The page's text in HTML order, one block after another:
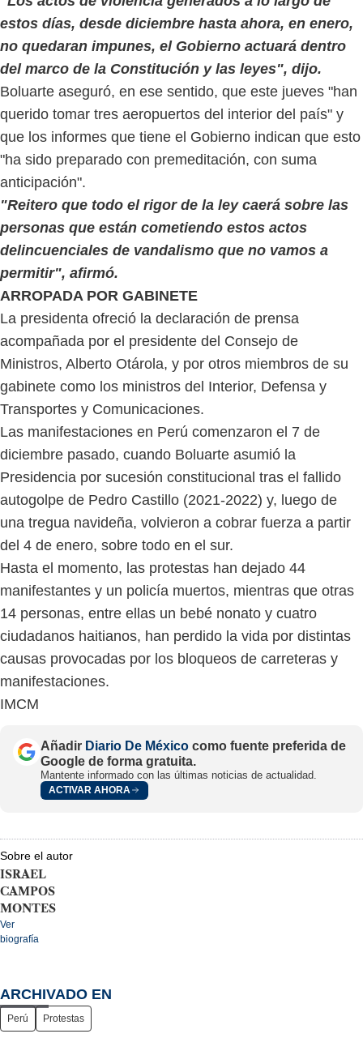
estos días, desde diciembre hasta ahora, en enero,
no quedaran impunes, el Gobierno actuará dentro
del marco de la Constitución y las leyes", dijo.
Boluarte aseguró, en ese sentido, que este jueves "han
querido tomar tres aeropuertos del interior del país" y
que los informes que tiene el Gobierno indican que esto
"ha sido preparado con premeditación, con suma
anticipación".
"Reitero que todo el rigor de la ley caerá sobre las
personas que están cometiendo estos actos
delincuenciales de vandalismo que no vamos a
permitir", afirmó.
ARROPADA POR GABINETE
La presidenta ofreció la declaración de prensa
acompañada por el presidente del Consejo de
Ministros, Alberto Otárola, y por otros miembros de su
gabinete como los ministros del Interior, Defensa y
Transportes y Comunicaciones.
Las manifestaciones en Perú comenzaron el 7 de
diciembre pasado, cuando Boluarte asumió la
Presidencia por sucesión constitucional tras el fallido
autogolpe de Pedro Castillo (2021-2022) y, luego de
una tregua navideña, volvieron a cobrar fuerza a partir
del 4 de enero, sobre todo en el sur.
Hasta el momento, las protestas han dejado 44
manifestantes y un policía muertos, mientras que otras
14 personas, entre ellas un bebé nonato y cuatro
ciudadanos haitianos, han perdido la vida por distintas
causas provocadas por los bloqueos de carreteras y
manifestaciones.
IMCM
Añadir Diario De México como fuente preferida de
Google de forma gratuita.
Mantente informado con las últimas noticias de actualidad.
ACTIVAR AHORA
Sobre el autor
ISRAEL
CAMPOS
MONTES
Ver
biografía
ARCHIVADO EN
Perú Protestas